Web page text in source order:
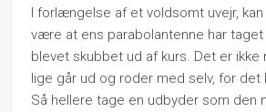
I forlængelse af et voldsomt uvejr,
være at ens parabolantenne har
blevet skubbet ud af kurs. Det er ikke
lige går ud og roder med selv, for det
Så hellere tage en udbyder som den